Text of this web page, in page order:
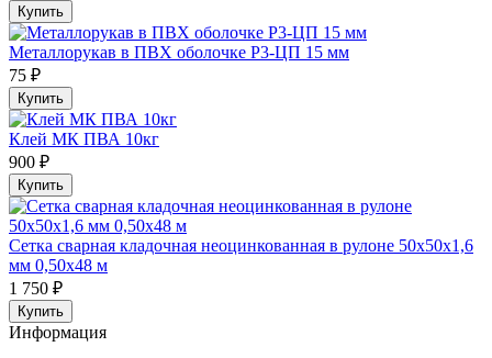
Купить
Металлорукав в ПВХ оболочке Р3-ЦП 15 мм
75 ₽
Купить
Клей МК ПВА 10кг
900 ₽
Купить
Сетка сварная кладочная неоцинкованная в рулоне 50х50х1,6
мм 0,50х48 м
1 750 ₽
Купить
Информация